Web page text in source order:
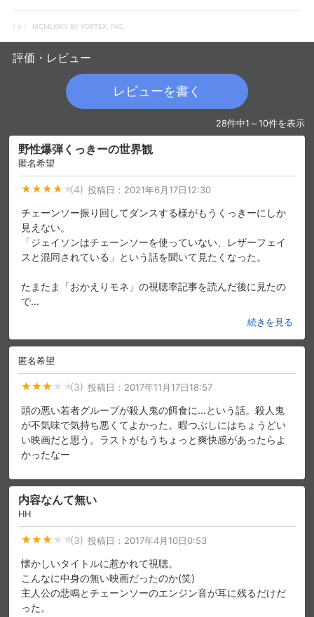
会員設定 会員情報
会員情報変更
基本情報、本人連絡先、パスワード 、クレ
ジットカード情報の変更が可能です。
決済方法変更 決済方法の変更が可能です。
購入明細 ４ヵ月分の購入明細の確認が可能です。
現在獲得済みのお得なクーポンを確認でき
購入履歴
レンタル、購入、定額見放題の購入履歴の
確認が可能です。こちらから視聴いただく
お気に入り
お気に入りに登録した作品を確認できま
閲覧履歴
サイト内の閲覧履歴を確認できます。履歴
視聴年齢制限
サイト内で表示される作品の表示制限が可
能です。5段階の年齢区分から選択できま
（ｃ） MCMLXXIV BY VORTEX, INC.
評価・レビュー
レビューを書く
28件中1～10件を表示
野性爆弾くっきーの世界観
匿名希望
(4) 投稿日： 2021年6月17日12:30
チェーンソー振り回してダンスする様がもうくっきーにしか
見えない。
「ジェイソンはチェーンソーを使っていない、レザーフェイ
スと混同されている」という話を聞いて見たくなった。
たまたま「おかえりモネ」の視聴率記事を読んだ後に見たの
で…
続きを見る
匿名希望
(3) 投稿日： 2017年11月17日18:57
頭の悪い若者グループが殺人鬼の餌食に…という話。殺人鬼
が不気味で気持ち悪くてよかった。暇つぶしにはちょうどい
い映画だと思う。ラストがもうちょっと爽快感があったらよ
かったなー
内容なんて無い
HH
(3) 投稿日： 2017年4月10日0:53
懐かしいタイトルに惹かれて視聴。
こんなに中身の無い映画だったのか(笑)
主人公の悲鳴とチェーンソーのエンジン音が耳に残るだけだ
った。